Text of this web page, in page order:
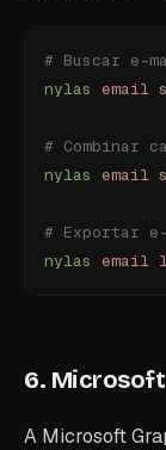
# Buscar e-
nylas email
# Combinar
nylas email
# Exportar
nylas email
6. Microsoft
A Microsoft